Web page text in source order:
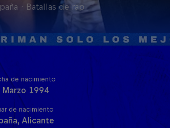
· Batallas de rap
de nacimiento
Marzo 1994
de nacimiento
Alicante